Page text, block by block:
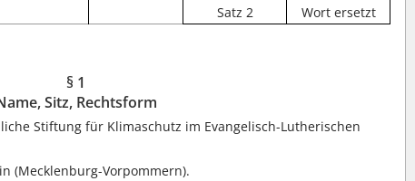
Satz 2
Wort ersetzt
§ 1
Sitz, Rechtsform
Stiftung für Klimaschutz im Evangelisch-Lutherischen
(Mecklenburg-Vorpommern).